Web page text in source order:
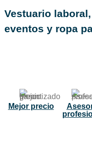
Vestuario
eventos y ropa
NUEVO
Mejor precio